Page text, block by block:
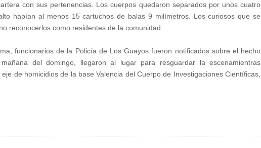
con sus pertenencias. Los cuerpos quedaron separados por unos cuatro
habían al menos 15 cartuchos de balas 9 milímetros. Los curiosos que se
reconocerlos como residentes de la comunidad.
funcionarios de la Policía de Los Guayos fueron notificados sobre el hecho
del domingo, llegaron al lugar para resguardar la escenamientras
de homicidios de la base Valencia del Cuerpo de Investigaciones Científicas,